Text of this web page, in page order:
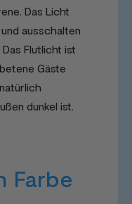
Das Licht
ausschalten
Flutlicht ist
Gäste
dunkel ist.
Farbe